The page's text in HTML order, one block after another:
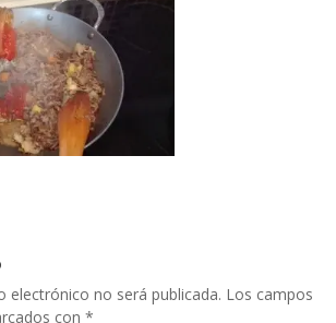
electrónico no será publicada. Los campos
con *